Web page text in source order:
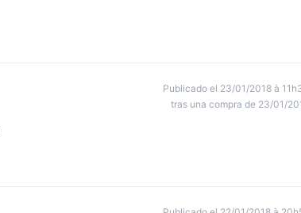
Publicado el 23/01/2018 à
tras una compra de 23/01/